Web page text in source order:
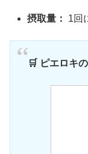
摂取量： 1回
🛒 ピエロキ